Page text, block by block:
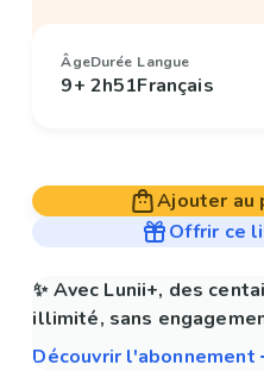
Âge
9+
Durée
2h51
Langue
Français
Ajouter au
Offrir ce
✨ Avec Lunii+, des
illimité, sans
Découvrir l'abonnement